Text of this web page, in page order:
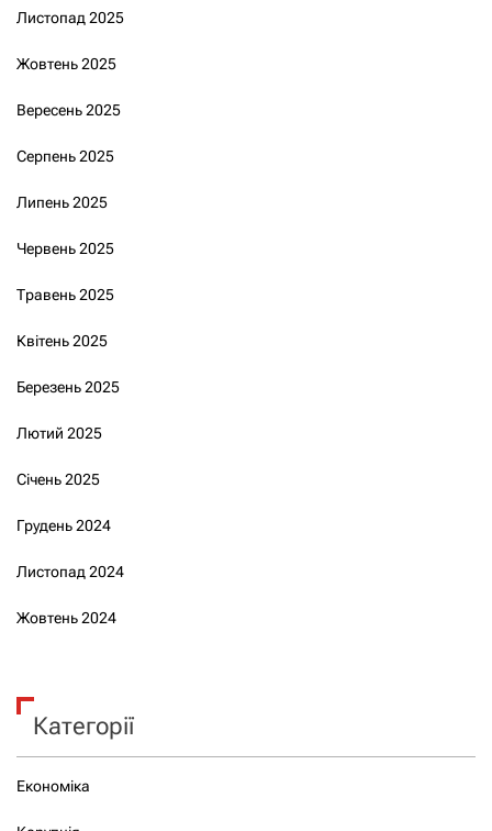
Листопад 2025
Жовтень 2025
Вересень 2025
Серпень 2025
Липень 2025
Червень 2025
Травень 2025
Квітень 2025
Березень 2025
Лютий 2025
Січень 2025
Грудень 2024
Листопад 2024
Жовтень 2024
Категорії
Економіка